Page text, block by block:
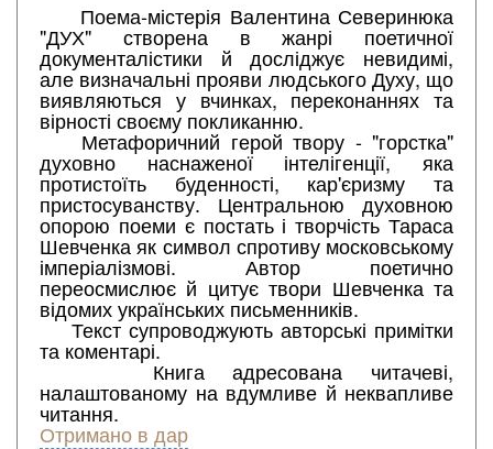
Поема-містерія Валентина Северинюка
"ДУХ" створена в жанрі поетичної
документалістики й досліджує невидимі,
але визначальні прояви людського Духу, що
виявляються у вчинках, переконаннях та
вірності своєму покликанню.
Метафоричний герой твору - "горстка"
духовно наснаженої інтелігенції, яка
протистоїть буденності, кар'єризму та
пристосуванству. Центральною духовною
опорою поеми є постать і творчість Тараса
Шевченка як символ спротиву московському
імперіалізмові. Автор поетично
переосмислює й цитує твори Шевченка та
відомих українських письменників.
Текст супроводжують авторські примітки
та коментарі.
Книга адресована читачеві,
налаштованому на вдумливе й неквапливе
читання.
Отримано в дар